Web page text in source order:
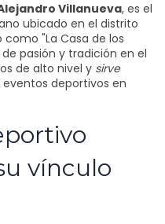
Villanueva, es el
ubicado en el distrito
como "La Casa de los
pasión y tradición en el
de alto nivel y sirve
deportivos en
vínculo